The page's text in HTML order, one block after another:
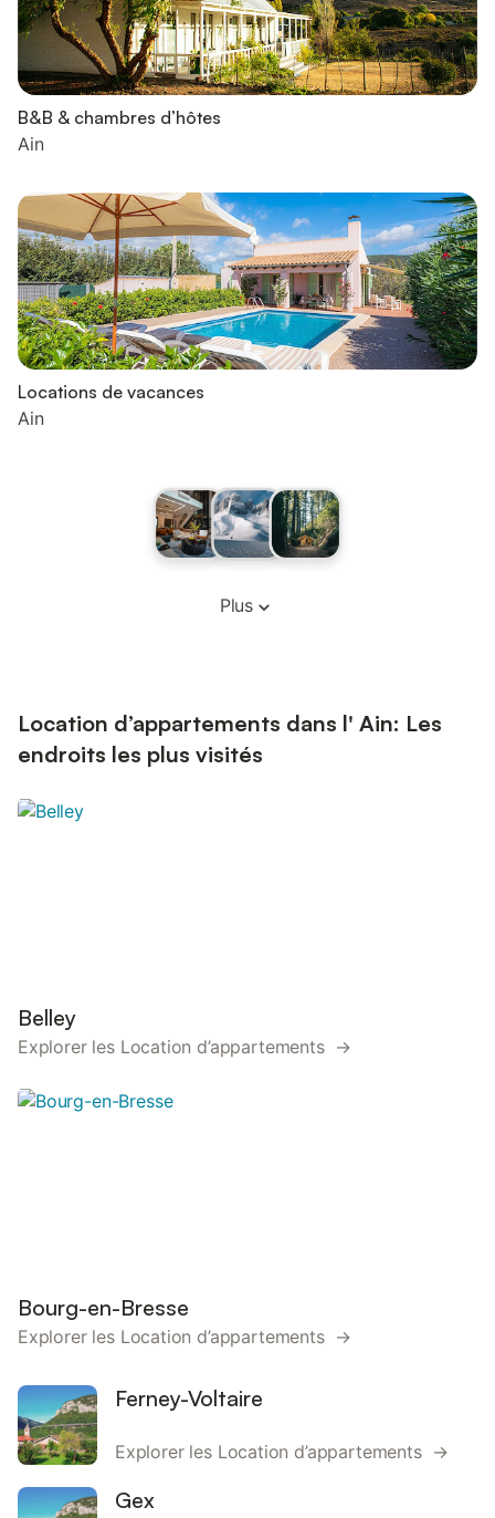
B&B & chambres d’hôtes
Ain
Locations de vacances
Ain
Plus
Location d’appartements dans l' Ain: Les
endroits les plus visités
Belley
Explorer les Location d’appartements →
Bourg-en-Bresse
Explorer les Location d’appartements →
Ferney-Voltaire
Explorer les Location d’appartements →
Gex